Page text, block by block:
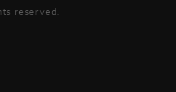
reserved.